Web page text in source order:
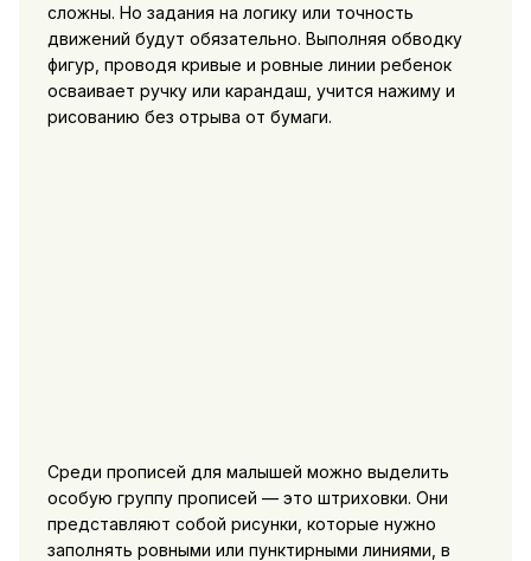
сложны. Но задания на логику или точность
движений будут обязательно. Выполняя обводку
фигур, проводя кривые и ровные линии ребенок
осваивает ручку или карандаш, учится нажиму и
рисованию без отрыва от бумаги.
Среди прописей для малышей можно выделить
особую группу прописей — это штриховки. Они
представляют собой рисунки, которые нужно
заполнять ровными или пунктирными линиями, в